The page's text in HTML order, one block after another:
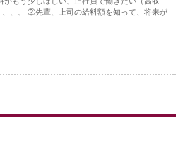
、、、 ②先輩、上司の給料額を知って、将来が